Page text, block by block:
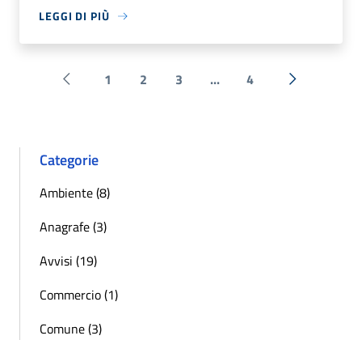
LEGGI DI PIÙ
Pagina precedente
1 2 3 ... 4 Successiva
Categorie
Ambiente (8)
Anagrafe (3)
Avvisi (19)
Commercio (1)
Comune (3)